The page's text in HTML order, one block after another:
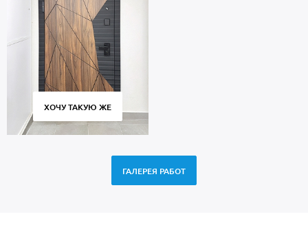
ХОЧУ ТАКУЮ ЖЕ
ГАЛЕРЕЯ РАБОТ